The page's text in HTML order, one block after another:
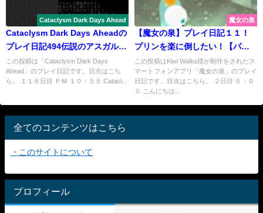
Cataclysm Dark Days Ahead
Cataclysm Dark Days Aheadの
プレイ日記494伝説のアスガルド
の武器
この投稿は「Cataclysm Dark Days
Ahead」のプレイ日記です。目次はこち
ら。 １１６日目 ＰＭ １０：５５ Catacl...
魔女の泉
【魔女の泉】プレイ日記１１！
プリンを楽に倒したい！【パイ
ベリー】
この投稿はKiwi Walks様が制作をされたス
マートフォンアプリ「魔女の泉」のプレイ
日記です。目次はこちら。 ２日目 ５：０
０ こんにちは...
全てのコンテンツはこちら
・このサイトについて
プロフィール